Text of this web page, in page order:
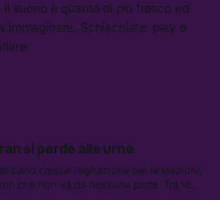
il suono è quanto di più fresco ed
immaginare. Schiacciate play e
si perde alle urne
cresce l’agitazione per le elezioni,
che non va da nessuna parte. Tra le